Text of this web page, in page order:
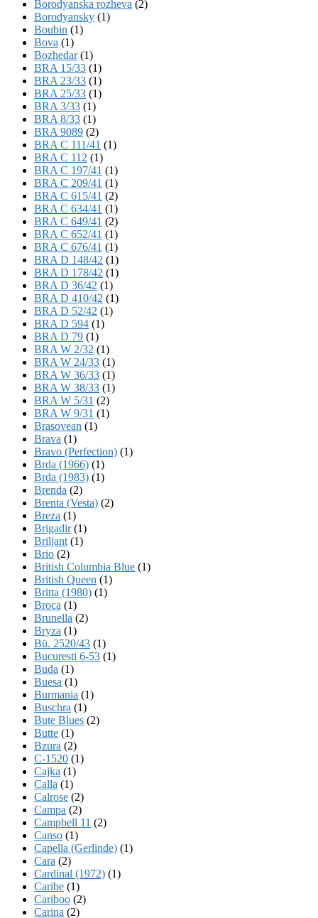
Borodyanska rozheva (2)
Borodyansky (1)
Boubin (1)
Bova (1)
Bozhedar(1)
BRA 15/33 (1)
BRA 23/33 (1)
BRA 25/33 (1)
BRA 3/33 (1)
BRA 8/33 (1)
BRA 9089 (2)
BRA C 111/41 (1)
BRA C 112 (1)
BRA C 197/41 (1)
BRA C 209/41 (1)
BRA C 615/41 (2)
BRA C 634/41 (1)
BRA C 649/41 (2)
BRA C 652/41 (1)
BRA C 676/41 (1)
BRA D 148/42 (1)
BRA D 178/42 (1)
BRA D 36/42 (1)
BRA D 410/42 (1)
BRA D 52/42 (1)
BRA D 594 (1)
BRA D 79 (1)
BRA W 2/32 (1)
BRA W 24/33 (1)
BRA W 36/33 (1)
BRA W 38/33 (1)
BRA W 5/31 (2)
BRA W 9/31 (1)
Brasovean (1)
Brava (1)
Bravo (Perfection) (1)
Brda (1966) (1)
Brda (1983) (1)
Brenda (2)
Brenta (Vesta) (2)
Breza (1)
Brigadir(1)
Briljant (1)
Brio (2)
British Columbia Blue (1)
British Queen (1)
Britta (1980) (1)
Broca (1)
Brunella (2)
Bryza (1)
Bü. 2520/43 (1)
Bucuresti 6-53 (1)
Buda (1)
Buesa (1)
Burmania (1)
Buschra (1)
Bute Blues (2)
Butte (1)
Bzura (2)
C-1520 (1)
Cajka (1)
Calla (1)
Calrose (2)
Campa (2)
Campbell 11 (2)
Canso (1)
Capella (Gerlinde) (1)
Cara (2)
Cardinal (1972) (1)
Caribe (1)
Cariboo (2)
Carina (2)